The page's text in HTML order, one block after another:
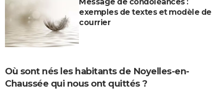
exemples de textes et modèle de
courrier
Où sont nés les habitants de Noyelles-en-
Chaussée qui nous ont quittés ?